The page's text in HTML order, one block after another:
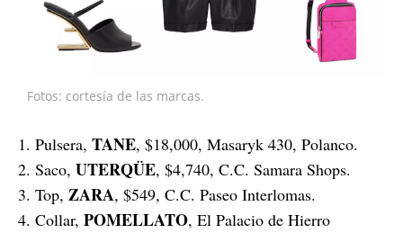
Fotos: cortesía de las marcas.
1. Pulsera, TANE, $18,000, Masaryk 430, Polanco.
2. Saco, UTERQÜE, $4,740, C.C. Samara Shops.
3. Top, ZARA, $549, C.C. Paseo Interlomas.
4. Collar, POMELLATO, El Palacio de Hierro